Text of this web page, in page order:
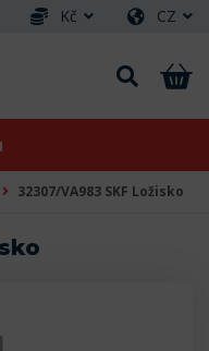
Kč CZ
32307/VA983 SKF Ložisko